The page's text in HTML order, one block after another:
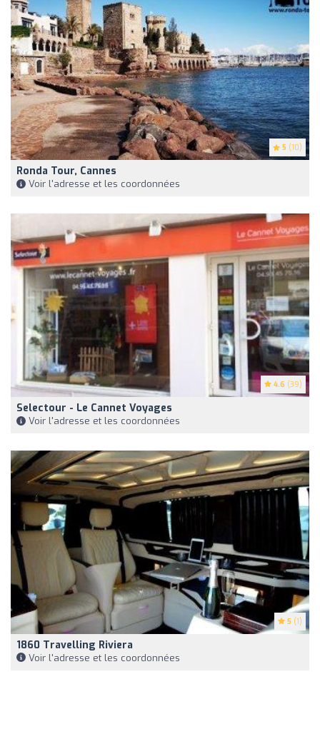
5 (10)
Ronda Tour, Cannes
Voir l'adresse et les coordonnées
4.6 (39)
Selectour - Le Cannet Voyages
Voir l'adresse et les coordonnées
5 (1)
1860 Travelling Riviera
Voir l'adresse et les coordonnées